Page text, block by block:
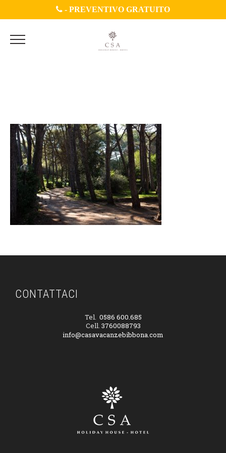
- PREVENTIVO GRATUITO
CONTATTACI
Tel. 0586 600.685
Cell. 3760088793
info@casavacanzebibbona.com